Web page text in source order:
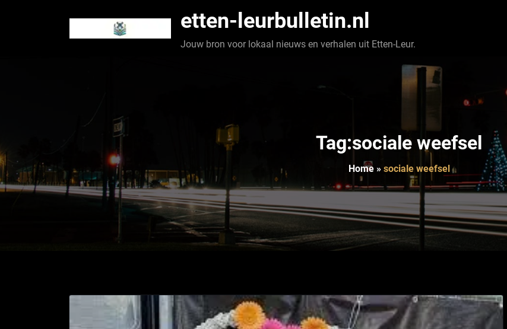
etten-leurbulletin.nl
Jouw bron voor lokaal nieuws en verhalen uit Etten-Leur.
Tag:sociale weefsel
Home» sociale weefsel